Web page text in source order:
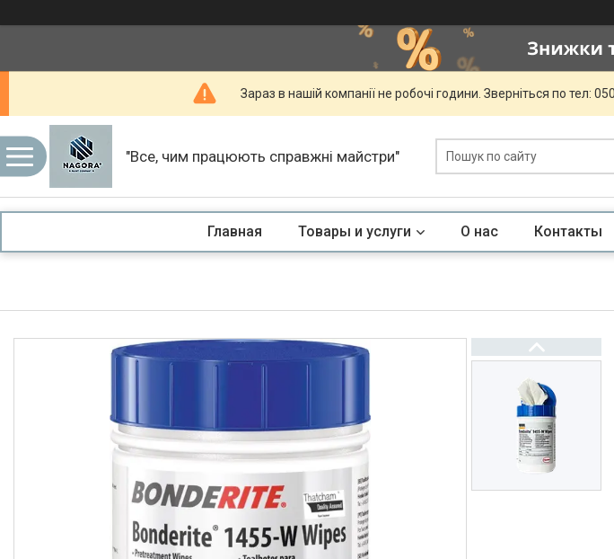
Зараз в нашій компанії не робочі години. Зверніться по тел:
"Все, чим працюють справжні майстри"
Главная Товары и услуги О нас Контакты